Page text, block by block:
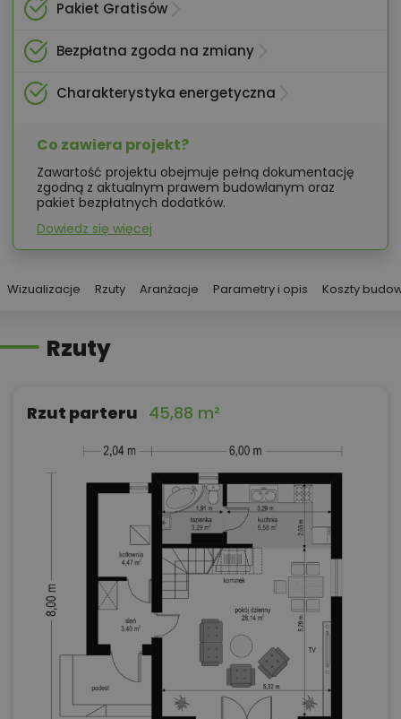
Pakiet Gratisów
Bezpłatna zgoda na zmiany
Charakterystyka energetyczna
Co zawiera projekt?
Zawartość projektu obejmuje pełną dokumentację
zgodną z aktualnym prawem budowlanym oraz
pakiet bezpłatnych dodatków.
Dowiedz się więcej
Wizualizacje Rzuty Aranżacje Parametry i opis Koszty
Rzuty
Rzut parteru 45,88 m²